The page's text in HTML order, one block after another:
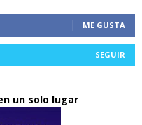
ME GUSTA
SEGUIR
un solo lugar